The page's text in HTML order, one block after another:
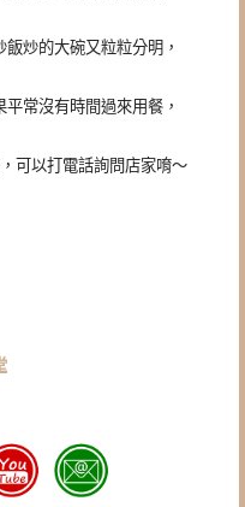
炒的大碗又粒粒分明，
常沒有時間過來用餐，
可以打電話詢問店家唷～